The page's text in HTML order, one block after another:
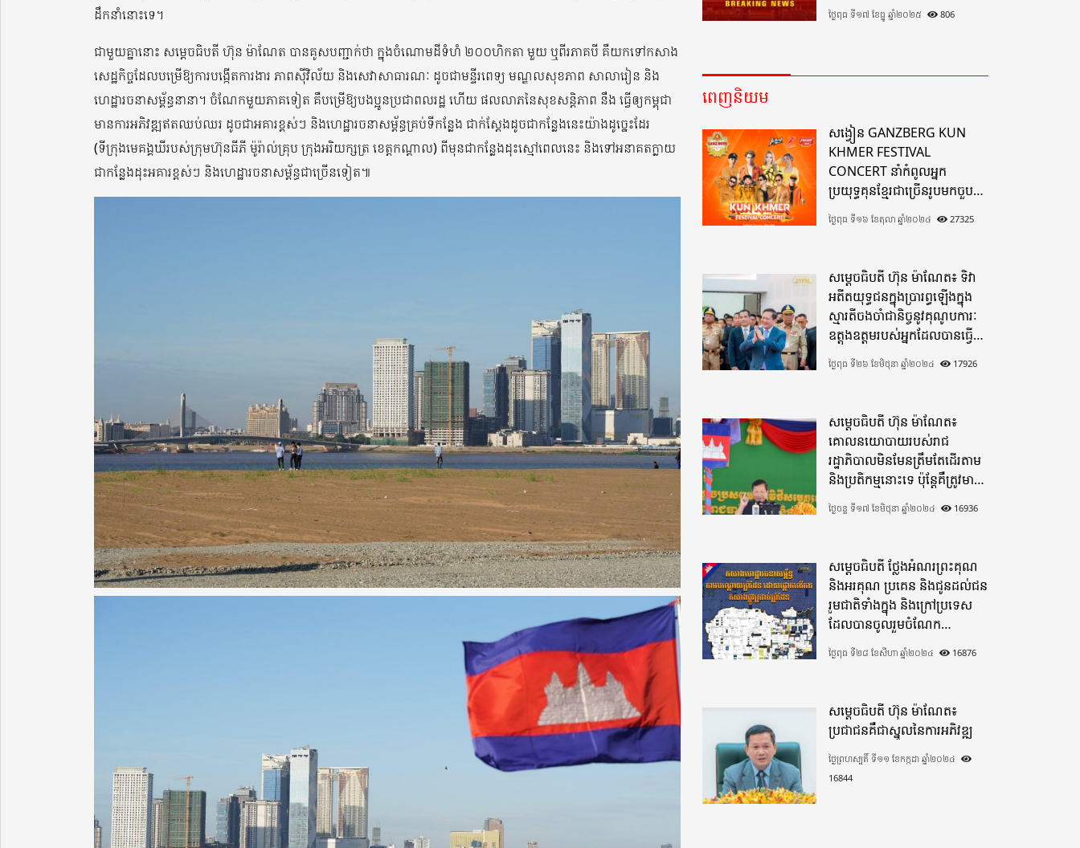
ដឹកនាំនោះទេ។
ជាមួយគ្នានោះ សម្តេចធិបតី ហ៊ុន ម៉ាណែត បានគូសបញ្ជាក់ថា ក្នុងចំណោមដីទំហំ ២០០ហិកតា មួយ ឬពីរភាគបី គឺយកទៅកសាង
សេដ្ឋកិច្ចដែលបម្រើឱ្យការបង្កើតការងារ ភាពស៊ីវិល័យ និងសេវាសាធារណៈ ដូចជាមន្ទីរពេទ្យ មណ្ឌលសុខភាព សាលារៀន និង
ហេដ្ឋារចនាសម្ព័ន្ធនានា។ ចំណែកមួយភាគទៀត គឺបម្រើឱ្យបងប្អូនប្រជាពលរដ្ឋ ហើយ ផលលាភនៃសុខសន្តិភាព នឹង ធ្វើឲ្យកម្ពុជា
មានការអភិវឌ្ឍឥតឈប់ឈរ ដូចជាអគារខ្ពស់ៗ និងហេដ្ឋារចនាសម្ព័ន្ធគ្រប់ទីកន្លែង ជាក់ស្តែងដូចជាកន្លែងនេះយ៉ាងដូច្នេះដែរ
(ទីក្រុងមេគង្គឃីរបស់ក្រុមហ៊ុនធីភី ម៉ូរ៉ាល់គ្រុប ក្រុងអរិយក្សត្រ ខេត្តកណ្តាល) ពីមុនជាកន្លែងដុះស្មៅពេលនេះ និងទៅអនាគតក្លាយ
ជាកន្លែងដុះអគារខ្ពស់ៗ និងហេដ្ឋារចនាសម្ព័ន្ធជាច្រើនទៀត៕
ថ្ងៃពុធ ទី១៧ ខែធ្នូ ឆ្នាំ២០២៥ 806
ពេញនិយម
សង្វៀន GANZBERG KUN
KHMER FESTIVAL
CONCERT នាំកំពូលអ្នក
ប្រយុទ្ធគុនខ្មែរជាច្រើនរូបមកចួប
គ្នាលើសង្វៀនគុនខ្មែរតែមួយដ៏
អស្ចារ្យលើទឹកដីខេត្តបាត់ដំបង
ថ្ងៃពុធ ទី១៦ ខែតុលា ឆ្នាំ២០២៤ 27325
សម្តេចធិបតី ហ៊ុន ម៉ាណែត៖ ទិវា
អតីតយុទ្ធជនក្នុងប្រារព្ធឡើងក្នុង
ស្មារតីចងចាំជានិច្ចនូវគុណូបការៈ
ឧត្តុងឧត្តមរបស់អ្នកដែលបានធ្វើ
មហាពលីកម្ម
ថ្ងៃពុធ ទី២៦ ខែមិថុនា ឆ្នាំ២០២៤ 17926
សម្តេចធិបតី ហ៊ុន ម៉ាណែត៖
គោលនយោបាយរបស់រាជ
រដ្ឋាភិបាលមិនមែនត្រឹមតែដើរតាម
និងប្រតិកម្មនោះទេ ប៉ុន្តែគឺត្រូវមាន
ភាពបុរេសកម្ម
ថ្ងៃចន្ទ ទី១៧ ខែមិថុនា ឆ្នាំ២០២៤ 16936
សម្តេចធិបតី ថ្លែងអំណរព្រះគុណ
និងអរគុណ ប្រគេន និងជូនដល់ជន
រួមជាតិទាំងក្នុង​ និងក្រៅប្រទេស​
ដែលបានចូលរួមចំណែក
យ៉ាងផុលផុសបរិច្ចាគថវិកាក្នុង
«មូលនិធិកសាងហេដ្ឋារចនាសម្ព័ន្ធ
កសាងផ្លូវក្រវាត់ព្រំដែន
ថ្ងៃពុធ ទី២៨ ខែសីហា ឆ្នាំ២០២៤ 16876
សម្តេចធិបតី ហ៊ុន ម៉ាណែត៖
ប្រជាជនគឺជាស្នូលនៃការអភិវឌ្ឍ
ថ្ងៃព្រហស្បតិ៍ ទី១១ ខែកក្កដា ឆ្នាំ២០២៤
16844